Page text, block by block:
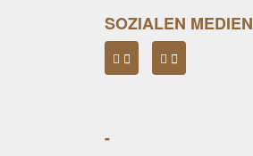
SOZIALEN MEDIEN
-